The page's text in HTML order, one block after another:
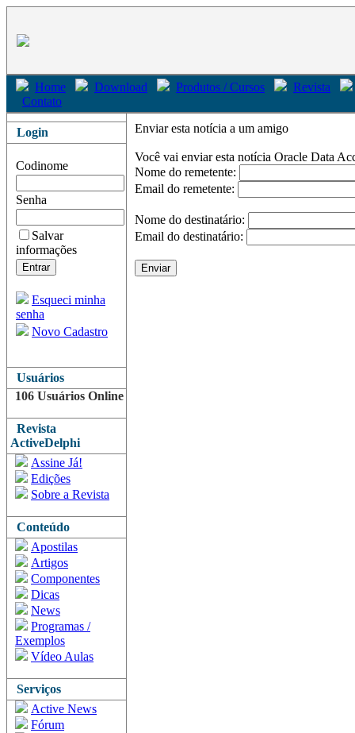
Home Download Produtos / Cursos
Revista
Contato
Login
Codinome
Senha
Salvar
informações
Esqueci minha
senha
Novo Cadastro
Usuários
106 Usuários Online
Revista
ActiveDelphi
Assine Já!
Edições
Sobre a Revista
Conteúdo
Apostilas
Artigos
Componentes
Dicas
News
Programas /
Exemplos
Vídeo Aulas
Serviços
Active News
Fórum
Enviar esta notícia a um amigo
Você vai enviar esta notícia Oracle Data
Nome do remetente:
Email do remetente:
Nome do destinatário:
Email do destinatário: